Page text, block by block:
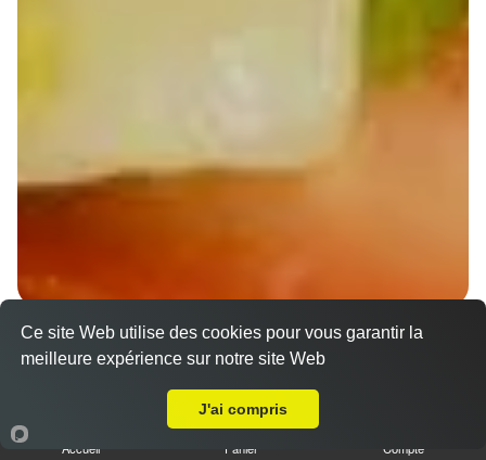
Wraps Chicken
8.50 €
Accueil Panier Compte
Ce site Web utilise des cookies pour vous garantir la
meilleure expérience sur notre site Web
J'ai compris